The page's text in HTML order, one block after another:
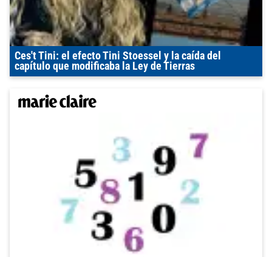
Ces't Tini: el efecto Tini Stoessel y la caída del
capítulo que modificaba la Ley de Tierras